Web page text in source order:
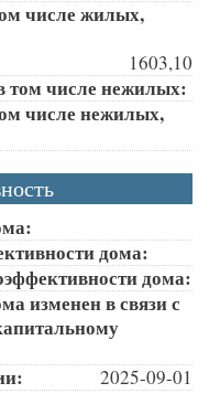
числе жилых,
1603,10
числе нежилых:
числе нежилых,
дома:
дома:
изменен в связи с
2025-09-01